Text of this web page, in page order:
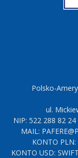
Polsko-
ul.
NIP: 522 288 82
MAIL:
KONTO
KONTO USD: